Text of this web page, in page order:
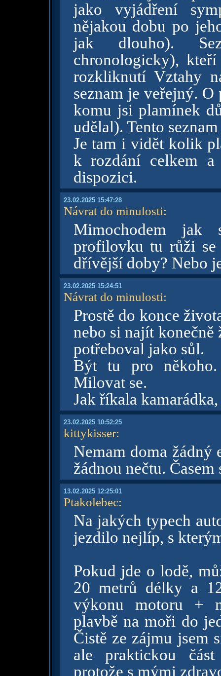
jako vyjádření
nějakou dobu po
jak dlouho).
chronologicky),
rozkliknutí Vztahy
seznam je veřejný.
komu jsi plamínek
udělal). Tento
Je tam i vidět kolik
k rozdání celkem
dispozici.
23.02.2025 15:47:28
Návrat do minulosti:
Mimochodem
profilovku tu růži se
dřívější doby? Nebo
23.02.2025 15:24:51
Návrat do minulosti:
Prostě do konce
nebo si najít konečně
potřeboval jako sůl.
Být tu pro
Milovat se.
Jak říkala
23.02.2025 10:52:25
kittykisser:
Nemam doma žádný
žádnou nečtu. Časem
13.02.2025 12:25:01
Ptakolebec:
Na jakých typech
jezdilo nejlíp, s
Pokud jde o lodě,
20 metrů délky a
výkonu motoru +
plavbě na moři do
Čistě ze zájmu jsem
ale praktickou
protože s mými